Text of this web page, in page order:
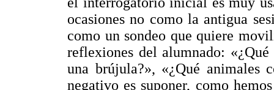
ocasiones no como la antigua
como un sondeo que quiere
reflexiones del alumnado:
una brújula?», «¿Qué animales
negativo es suponer, como